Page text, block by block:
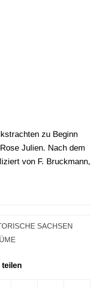
zu Beginn
Julien. Nach dem
von F. Bruckmann,
SACHSEN
teilen